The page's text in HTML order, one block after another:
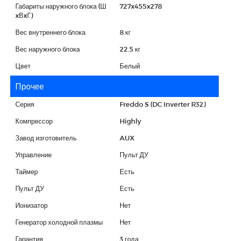
Габариты наружного блока (Ш
xВxГ)
727x455x278
Вес внутреннего блока 8 кг
Вес наружного блока 22.5 кг
Цвет Белый
Прочее
Серия Freddo S (DC Inverter R32)
Компрессор Highly
Завод изготовитель AUX
Управление Пульт ДУ
Таймер Есть
Пульт ДУ Есть
Ионизатор Нет
Генератор холодной плазмы Нет
Гарантия 3 года